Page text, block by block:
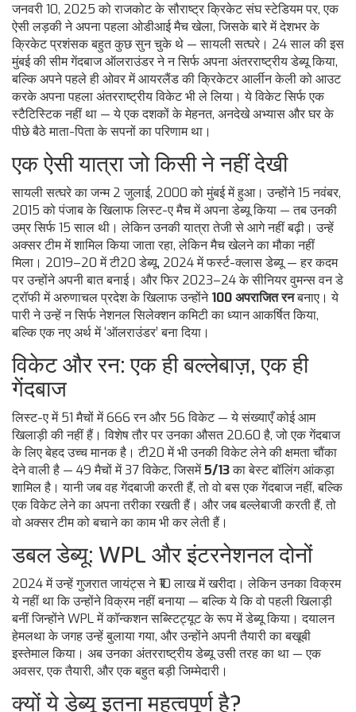
जनवरी 10, 2025 को राजकोट के सौराष्ट्र क्रिकेट संघ स्टेडियम पर, एक
ऐसी लड़की ने अपना पहला ओडीआई मैच खेला, जिसके बारे में देशभर के
क्रिकेट प्रशंसक बहुत कुछ सुन चुके थे — सायली सत्घरे। 24 साल की इस
मुंबई की सीम गेंदबाज ऑलराउंडर ने न सिर्फ अपना अंतरराष्ट्रीय डेब्यू किया,
बल्कि अपने पहले ही ओवर में आयरलैंड की क्रिकेटर आर्लीन केली को आउट
करके अपना पहला अंतरराष्ट्रीय विकेट भी ले लिया। ये विकेट सिर्फ एक
स्टैटिस्टिक नहीं था — ये एक दशकों के मेहनत, अनदेखे अभ्यास और घर के
पीछे बैठे माता-पिता के सपनों का परिणाम था।
एक ऐसी यात्रा जो किसी ने नहीं देखी
सायली सत्घरे का जन्म 2 जुलाई, 2000 को मुंबई में हुआ। उन्होंने 15 नवंबर,
2015 को पंजाब के खिलाफ लिस्ट-ए मैच में अपना डेब्यू किया — तब उनकी
उम्र सिर्फ 15 साल थी। लेकिन उनकी यात्रा तेजी से आगे नहीं बढ़ी। उन्हें
अक्सर टीम में शामिल किया जाता रहा, लेकिन मैच खेलने का मौका नहीं
मिला। 2019–20 में टी20 डेब्यू, 2024 में फर्स्ट-क्लास डेब्यू — हर कदम
पर उन्होंने अपनी बात बनाई। और फिर 2023–24 के सीनियर वुमन्स वन डे
ट्रॉफी में अरुणाचल प्रदेश के खिलाफ उन्होंने100 अपराजित रनबनाए। ये
पारी ने उन्हें न सिर्फ नेशनल सिलेक्शन कमिटी का ध्यान आकर्षित किया,
बल्कि एक नए अर्थ में ‘ऑलराउंडर’ बना दिया।
विकेट और रन: एक ही बल्लेबाज़, एक ही
गेंदबाज
लिस्ट-ए में 51 मैचों में 666 रन और 56 विकेट — ये संख्याएँ कोई आम
खिलाड़ी की नहीं हैं। विशेष तौर पर उनका औसत 20.60 है, जो एक गेंदबाज
के लिए बेहद उच्च मानक है। टी20 में भी उनकी विकेट लेने की क्षमता चौंका
देने वाली है — 49 मैचों में 37 विकेट, जिसमें5/13का बेस्ट बॉलिंग आंकड़ा
शामिल है। यानी जब वह गेंदबाजी करती हैं, तो वो बस एक गेंदबाज नहीं, बल्कि
एक विकेट लेने का अपना तरीका रखती हैं। और जब बल्लेबाजी करती हैं, तो
वो अक्सर टीम को बचाने का काम भी कर लेती हैं।
डबल डेब्यू: WPL और इंटरनेशनल दोनों
2024 में उन्हें गुजरात जायंट्स ने ₹10 लाख में खरीदा। लेकिन उनका विक्रम
ये नहीं था कि उन्होंने विक्रम नहीं बनाया — बल्कि ये कि वो पहली खिलाड़ी
बनीं जिन्होंने WPL में कॉन्कशन सब्स्टिट्यूट के रूप में डेब्यू किया। दयालन
हेमलथा के जगह उन्हें बुलाया गया, और उन्होंने अपनी तैयारी का बखूबी
इस्तेमाल किया। अब उनका अंतरराष्ट्रीय डेब्यू उसी तरह का था — एक
अवसर, एक तैयारी, और एक बहुत बड़ी जिम्मेदारी।
क्यों ये डेब्यू इतना महत्वपूर्ण है?